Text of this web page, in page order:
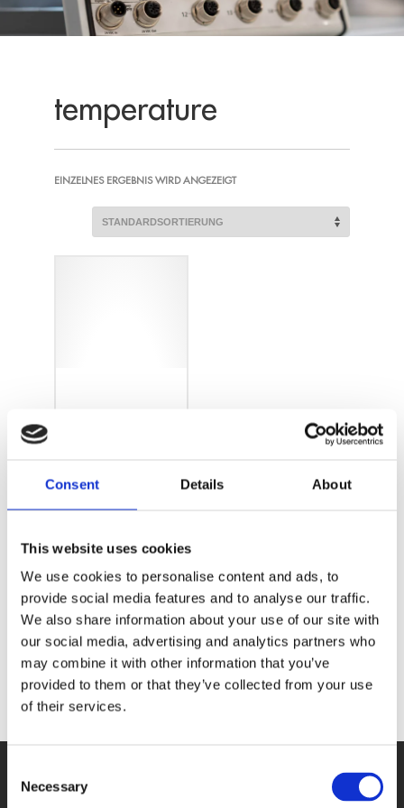
Consent Details About
This website uses cookies
We use cookies to personalise content and ads, to
provide social media features and to analyse our traffic.
We also share information about your use of our site with
our social media, advertising and analytics partners who
may combine it with other information that you’ve
provided to them or that they’ve collected from your use
of their services.
Selection
Necessary
temperature
EINZELNES ERGEBNIS WIRD ANGEZEIGT
3200 -
Karte -
Temperaturmessung